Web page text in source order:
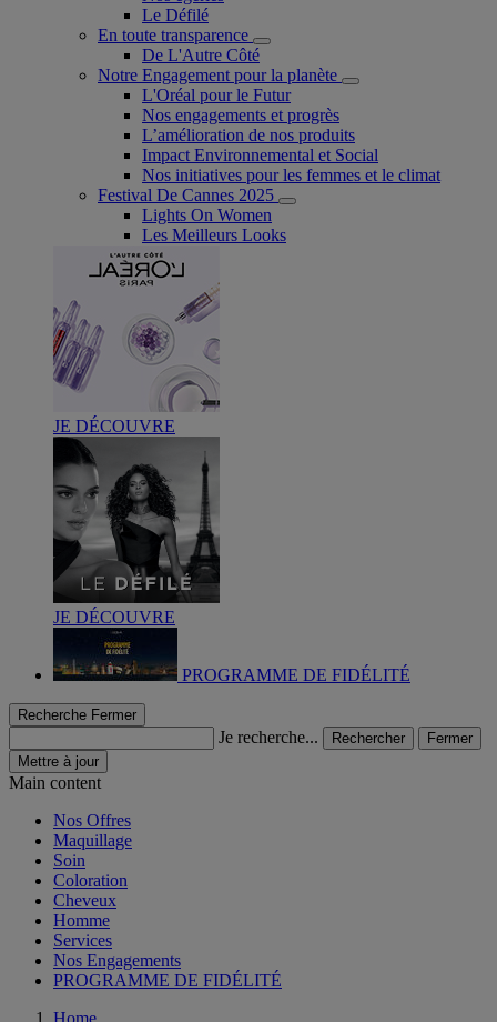
Le Défilé
En toute transparence
De L'Autre Côté
Notre Engagement pour la planète
L'Oréal pour le Futur
Nos engagements et progrès
L’amélioration de nos produits
Impact Environnemental et Social
Nos initiatives pour les femmes et le climat
Festival De Cannes 2025
Lights On Women
Les Meilleurs Looks
JE DÉCOUVRE
JE DÉCOUVRE
PROGRAMME DE FIDÉLITÉ
Recherche Fermer
Je recherche... Rechercher
Fermer
Mettre à jour
Main content
Nos Offres
Maquillage
Soin
Coloration
Cheveux
Homme
Services
Nos Engagements
PROGRAMME DE FIDÉLITÉ
Home